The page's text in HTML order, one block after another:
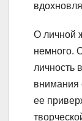
О личной
немного.
личность
внимания
ее